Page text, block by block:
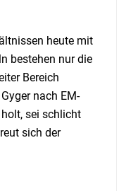
heute mit
bestehen nur die
Bereich
nach EM-
sei schlicht
sich der